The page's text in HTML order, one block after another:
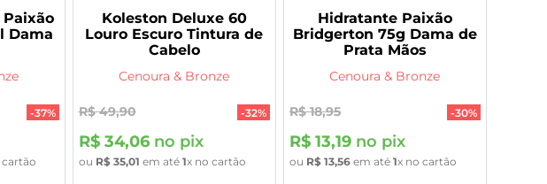
Dama
-37%
cartão
Koleston Deluxe 60
Louro Escuro Tintura de
Cabelo
Cenoura & Bronze
R$ 49,90 -32%
R$ 34,06no pix
ou R$ 35,01 em até 1x no cartão
Hidratante Paixão
Bridgerton 75g Dama de
Prata Mãos
Cenoura & Bronze
R$ 18,95 -30%
R$ 13,19no pix
ou R$ 13,56em até 1x no cartão